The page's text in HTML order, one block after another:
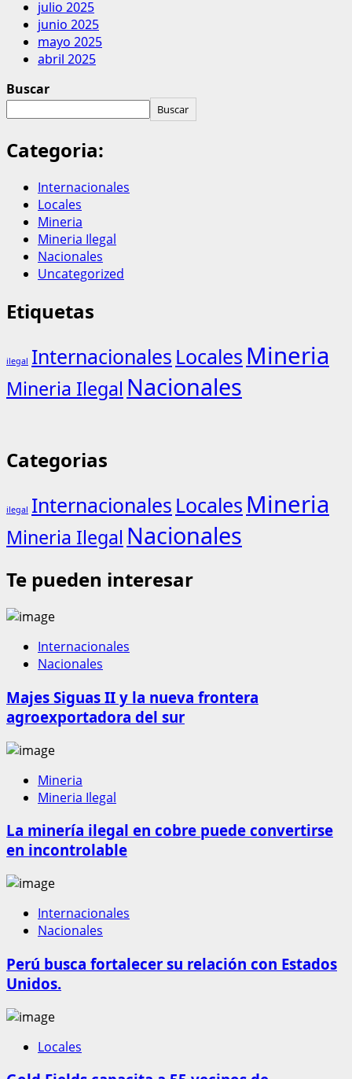
julio 2025
junio 2025
mayo 2025
abril 2025
Buscar
Buscar
Categoria:
Internacionales
Locales
Mineria
Mineria Ilegal
Nacionales
Uncategorized
Etiquetas
ilegal Internacionales Locales Mineria
Mineria Ilegal Nacionales
Categorias
ilegal Internacionales Locales Mineria
Mineria Ilegal Nacionales
Te pueden interesar
Internacionales
Nacionales
Majes Siguas II y la nueva frontera
agroexportadora del sur
Mineria
Mineria Ilegal
La minería ilegal en cobre puede convertirse
en incontrolable
Internacionales
Nacionales
Perú busca fortalecer su relación con Estados
Unidos.
Locales